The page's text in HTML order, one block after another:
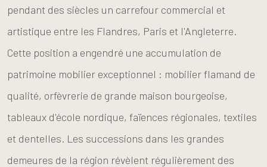
pendant des siècles un carrefour commercial et
artistique entre les Flandres, Paris et l'Angleterre.
Cette position a engendré une accumulation de
patrimoine mobilier exceptionnel : mobilier flamand de
qualité, orfèvrerie de grande maison bourgeoise,
tableaux d'école nordique, faïences régionales, textiles
et dentelles. Les successions dans les grandes
demeures de la région révèlent régulièrement des